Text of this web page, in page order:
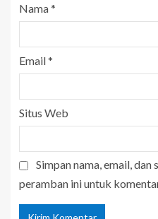
Nama*
Email*
Situs Web
Simpan nama, email, dan
peramban ini untuk